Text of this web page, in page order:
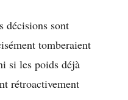
décisions sont
tomberaient
si les poids déjà
rétroactivement